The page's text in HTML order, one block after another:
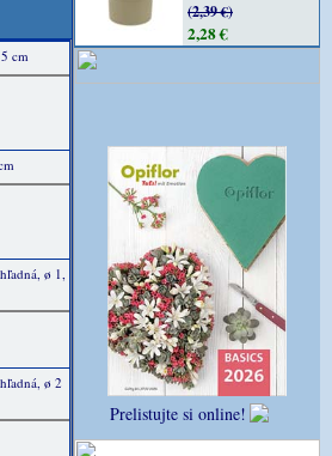
cm
ø 1,
ø 2
(2,39 €)
2,28 €
Prelistujte si online!